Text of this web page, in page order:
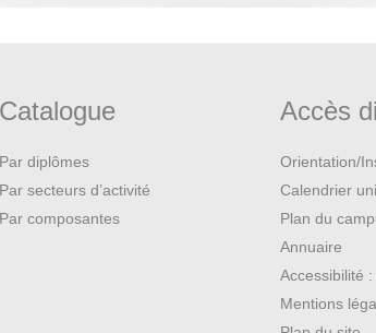
Catalogue
Par diplômes
Par secteurs d’activité
Par composantes
Accès
Orientation/
Calendrier
Plan du
Annuaire
Accessibilité
Mentions